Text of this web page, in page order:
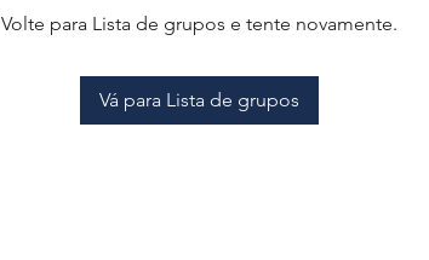
Volte para Lista de grupos e tente novamente.
Vá para Lista de grupos